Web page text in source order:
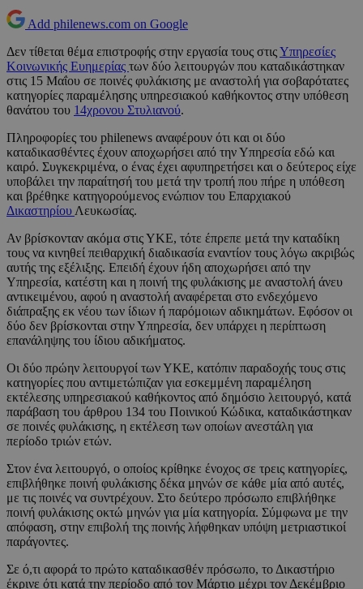
Add philenews.com on Google
Δεν τίθεται θέμα επιστροφής στην εργασία τους στιςΥπηρεσίες
Κοινωνικής Ευημερίας των δύο λειτουργών που καταδικάστηκαν
στις 15 Μαΐου σε ποινές φυλάκισης με αναστολή για σοβαρότατες
κατηγορίες παραμέλησης υπηρεσιακού καθήκοντος στην υπόθεση
θανάτου του 14χρονου Στυλιανού.
Πληροφορίες του philenews αναφέρουν ότι και οι δύο
καταδικασθέντες έχουν αποχωρήσει από την Υπηρεσία εδώ και
καιρό. Συγκεκριμένα, ο ένας έχει αφυπηρετήσει και ο δεύτερος είχε
υποβάλει την παραίτησή του μετά την τροπή που πήρε η υπόθεση
και βρέθηκε κατηγορούμενος ενώπιον του Επαρχιακού
Δικαστηρίου Λευκωσίας.
Αν βρίσκονταν ακόμα στις ΥΚΕ, τότε έπρεπε μετά την καταδίκη
τους να κινηθεί πειθαρχική διαδικασία εναντίον τους λόγω ακριβώς
αυτής της εξέλιξης. Επειδή έχουν ήδη αποχωρήσει από την
Υπηρεσία, κατέστη και η ποινή της φυλάκισης με αναστολή άνευ
αντικειμένου, αφού η αναστολή αναφέρεται στο ενδεχόμενο
διάπραξης εκ νέου των ίδιων ή παρόμοιων αδικημάτων. Εφόσον οι
δύο δεν βρίσκονται στην Υπηρεσία, δεν υπάρχει η περίπτωση
επανάληψης του ίδιου αδικήματος.
Οι δύο πρώην λειτουργοί των ΥΚΕ, κατόπιν παραδοχής τους στις
κατηγορίες που αντιμετώπιζαν για εσκεμμένη παραμέληση
εκτέλεσης υπηρεσιακού καθήκοντος από δημόσιο λειτουργό, κατά
παράβαση του άρθρου 134 του Ποινικού Κώδικα, καταδικάστηκαν
σε ποινές φυλάκισης, η εκτέλεση των οποίων ανεστάλη για
περίοδο τριών ετών.
Στον ένα λειτουργό, ο οποίος κρίθηκε ένοχος σε τρεις κατηγορίες,
επιβλήθηκε ποινή φυλάκισης δέκα μηνών σε κάθε μία από αυτές,
με τις ποινές να συντρέχουν. Στο δεύτερο πρόσωπο επιβλήθηκε
ποινή φυλάκισης οκτώ μηνών για μία κατηγορία. Σύμφωνα με την
απόφαση, στην επιβολή της ποινής λήφθηκαν υπόψη μετριαστικοί
παράγοντες.
Σε ό,τι αφορά το πρώτο καταδικασθέν πρόσωπο, το Δικαστήριο
έκρινε ότι κατά την περίοδο από τον Μάρτιο μέχρι τον Δεκέμβριο